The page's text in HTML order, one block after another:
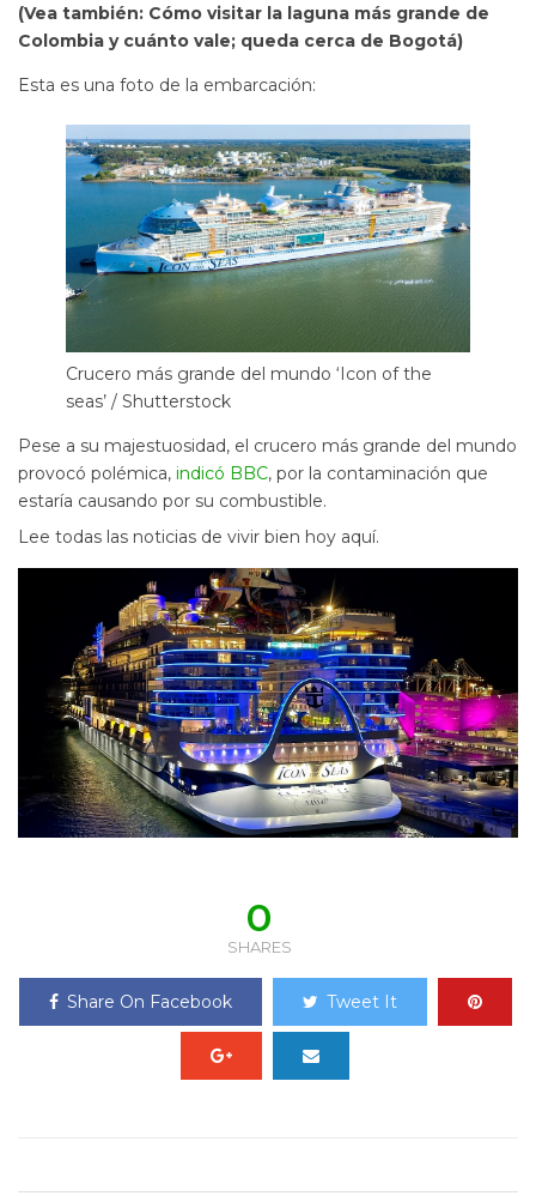
(Vea también: Cómo visitar la laguna más grande de
Colombia y cuánto vale; queda cerca de Bogotá)
Esta es una foto de la embarcación:
Crucero más grande del mundo ‘Icon of the
seas’ / Shutterstock
Pese a su majestuosidad, el crucero más grande del mundo
provocó polémica, indicó BBC, por la contaminación que
estaría causando por su combustible.
Lee todas las noticias de vivir bien hoy aquí.
0
SHARES
Share On Facebook Tweet It